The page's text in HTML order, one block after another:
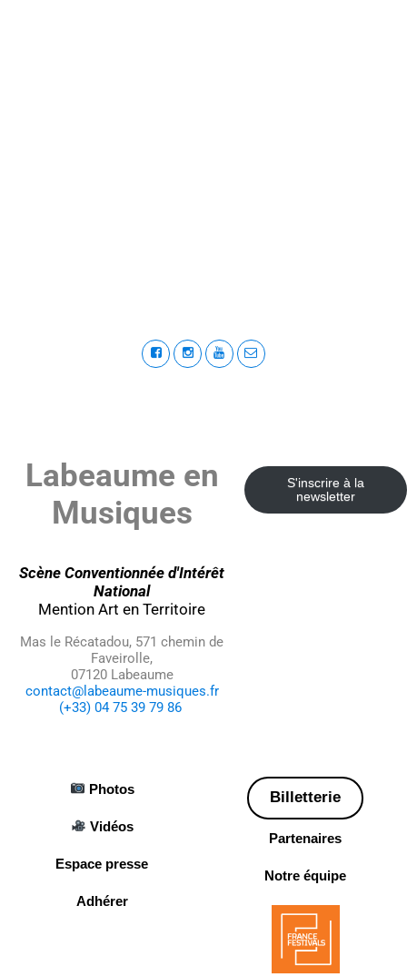
Labeaume en
Musiques
Scène Conventionnée d'Intérêt
National
Mention Art en Territoire
Mas le Récatadou, 571 chemin de
Faveirolle,
07120 Labeaume
contact@labeaume-musiques.fr
(+33) 04 75 39 79 86
S'inscrire à la
newsletter
Photos
Vidéos
Espace presse
Adhérer
Billetterie
Partenaires
Notre équipe